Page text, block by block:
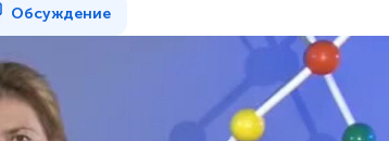
Обсуждение